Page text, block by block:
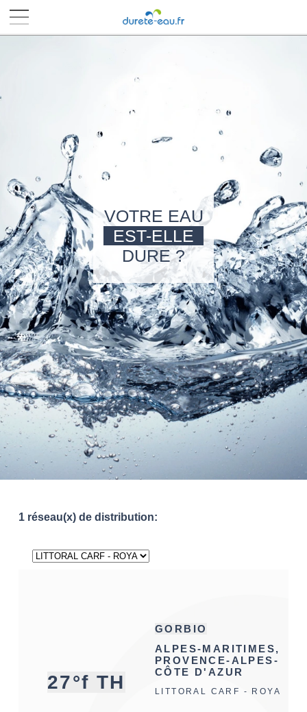
VOTRE EAU
EST-ELLE
DURE ?
1 réseau(x) de distribution:
27°f TH
GORBIO
ALPES-MARITIMES,
PROVENCE-ALPES-
CÔTE D'AZUR
LITTORAL CARF - ROYA